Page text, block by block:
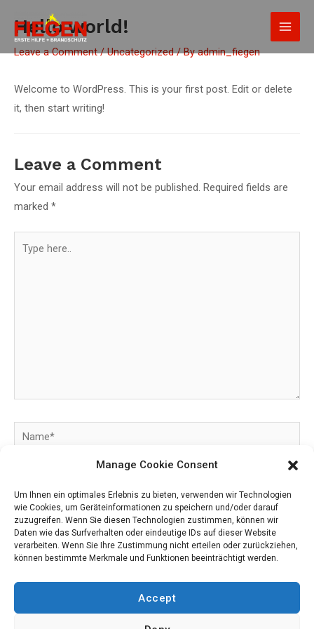
Manage Cookie Consent
Um Ihnen ein optimales Erlebnis zu bieten, verwenden wir Technologien
wie Cookies, um Geräteinformationen zu speichern und/oder darauf
zuzugreifen. Wenn Sie diesen Technologien zustimmen, können wir
Daten wie das Surfverhalten oder eindeutige IDs auf dieser Website
verarbeiten. Wenn Sie Ihre Zustimmung nicht erteilen oder zurückziehen,
können bestimmte Merkmale und Funktionen beeinträchtigt werden.
Accept
content
Main
Hello world!
Leave a Comment /Uncategorized/ Byadmin_fiegen
Welcome to WordPress. This is your first post. Edit or delete
it, then start writing!
Leave a Comment
Your email address will not be published. Required fields are
marked *
Name*
Website